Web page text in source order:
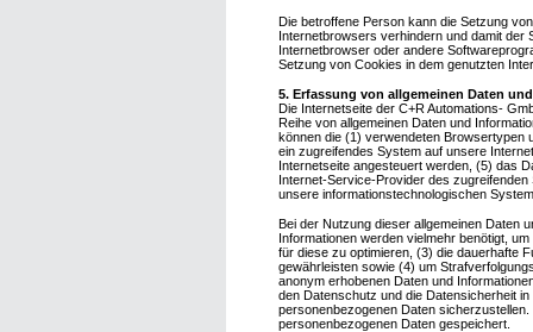
Die betroffene Person kann die Setzung
Internetbrowsers verhindern und damit
Internetbrowser oder andere
Setzung von Cookies in dem genutzten
5. Erfassung von allgemeinen Daten
Die Internetseite der C+R Automations-
Reihe von allgemeinen Daten und
können die (1) verwendeten Browsertypen
ein zugreifendes System auf unsere
Internetseite angesteuert werden, (5) das
Internet-Service-Provider des
unsere informationstechnologischen
Bei der Nutzung dieser allgemeinen Daten
Informationen werden vielmehr benötigt,
für diese zu optimieren, (3) die dauerhafte
gewährleisten sowie (4) um
anonym erhobenen Daten und
den Datenschutz und die Datensicherheit
personenbezogenen Daten
personenbezogenen Daten gespeichert.